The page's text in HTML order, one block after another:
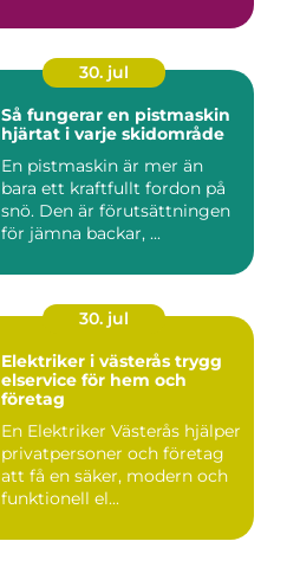
30. jul
Så fungerar en pistmaskin
hjärtat i varje skidområde
En pistmaskin är mer än
bara ett kraftfullt fordon på
snö. Den är förutsättningen
för jämna backar, ...
30. jul
Elektriker i västerås trygg
elservice för hem och
företag
En Elektriker Västerås hjälper
privatpersoner och företag
att få en säker, modern och
funktionell el...